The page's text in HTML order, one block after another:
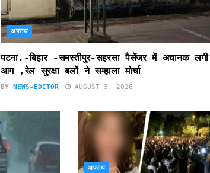
अपराध
पटना.-बिहार -समस्तीपुर-सहरसा पैसेंजर में अचानक लगी
आग ,रेल सुरक्षा बलों ने सम्हाला मोर्चा
BY NEWS-EDITOR AUGUST 3, 2026
अपराध